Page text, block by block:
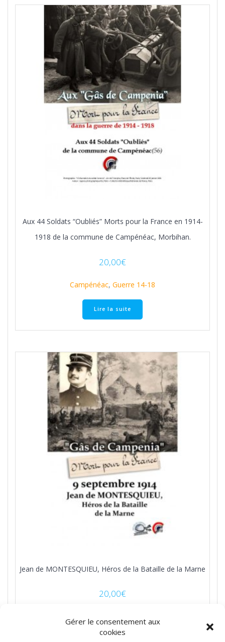
Gérer le consentement aux
cookies
Aux 44 Soldats “Oubliés” Morts pour la France en 1914-
1918 de la commune de Campénéac, Morbihan.
20,00€
Campénéac, Guerre 14-18
Lire la suite
Jean de MONTESQUIEU, Héros de la Bataille de la Marne
20,00€